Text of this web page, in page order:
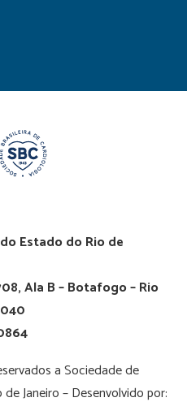
Estado do Rio de
Ala B – Botafogo – Rio
a Sociedade de
Janeiro – Desenvolvido por: